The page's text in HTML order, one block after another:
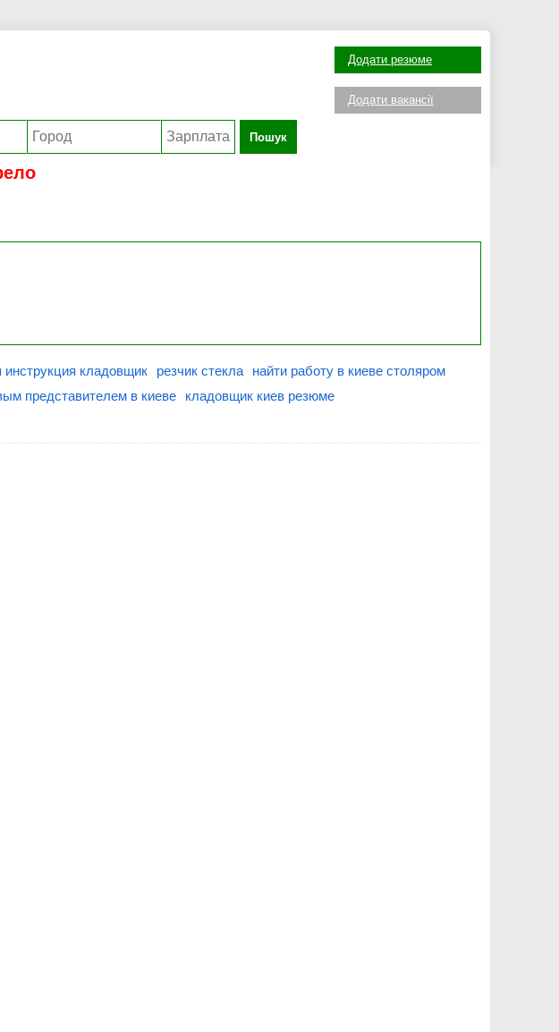
Пошук
Додати резюме
Додати вакансії
инструкция кладовщик резчик стекла
найти работу в киеве столяром
представителем в киеве
кладовщик киев резюме